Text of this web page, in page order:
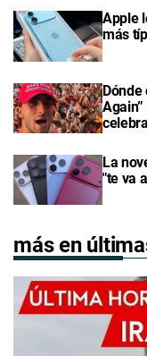
Apple
más
La
"te va
más en